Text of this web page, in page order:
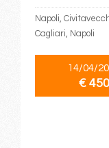
Napoli,
Cagliari, Napoli
14/04/
€ 450